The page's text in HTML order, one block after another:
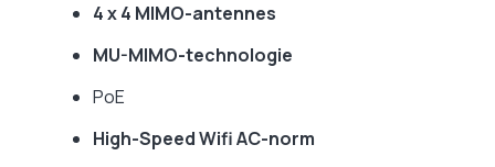
4 x 4 MIMO-antennes
MU-MIMO-technologie
PoE
High-Speed Wifi AC-norm